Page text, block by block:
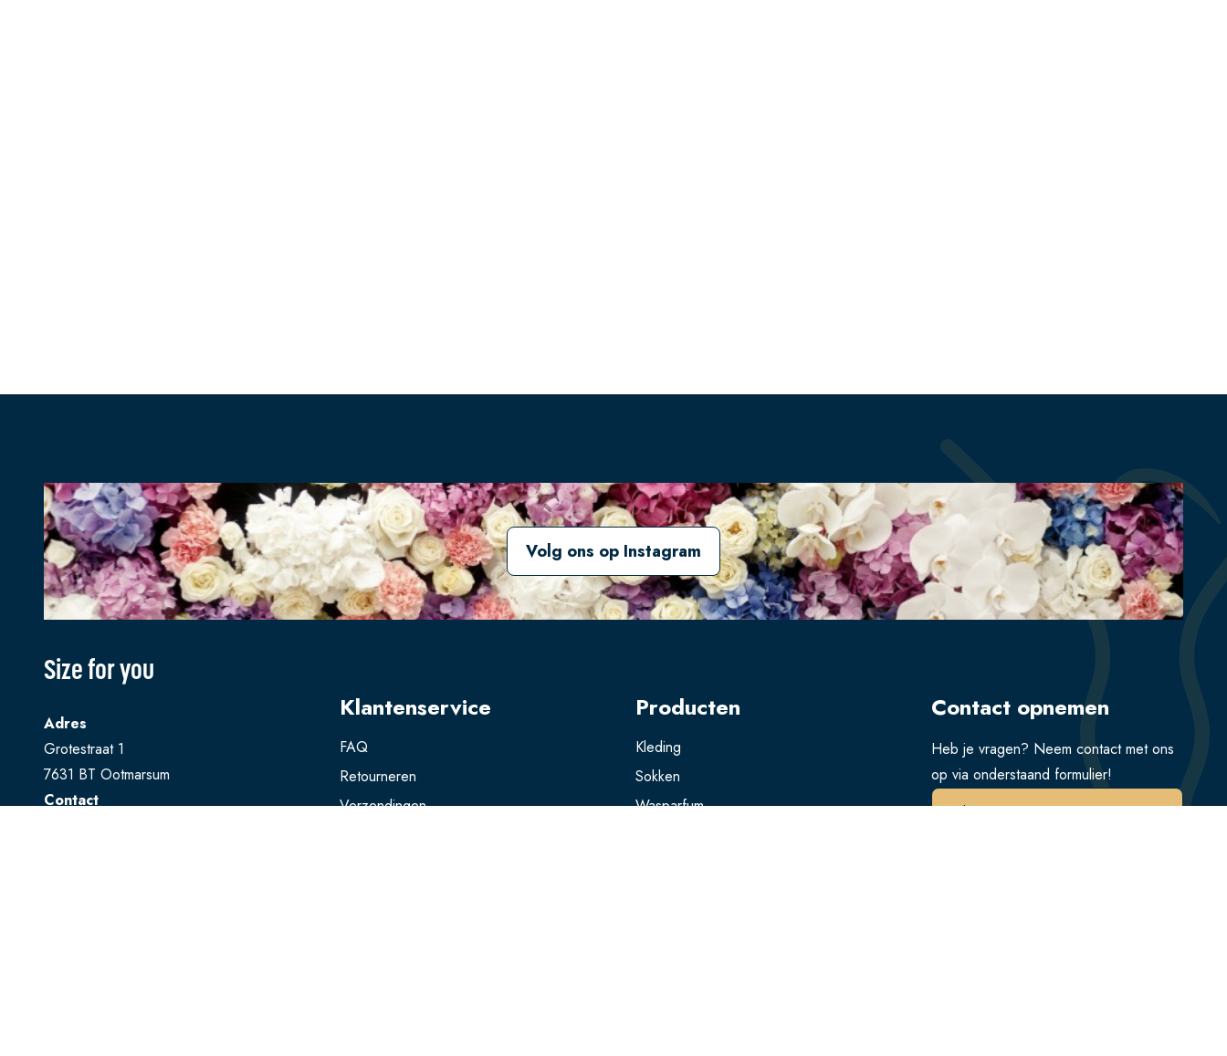
Volg ons op Instagram
Size for you
Adres
Grotestraat 1
7631 BT Ootmarsum
Contact
Klantenservice
FAQ
Retourneren
Verzendingen
Producten
Kleding
Sokken
Wasparfum
Contact opnemen
Heb je vragen? Neem contact met ons
op via onderstaand formulier!